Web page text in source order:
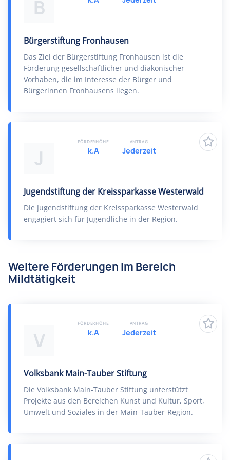
B
Bürgerstiftung Fronhausen
Das Ziel der Bürgerstiftung Fronhausen ist die
Förderung gesellschaftlicher und diakonischer
Vorhaben, die im Interesse der Bürger und
Bürgerinnen Fronhausens liegen.
J
Jugendstiftung der Kreissparkasse Westerwald
Die Jugendstiftung der Kreissparkasse Westerwald
engagiert sich für Jugendliche in der Region.
FÖRDERHÖHE
k.A
ANTRAG
Jederzeit
Weitere Förderungen im Bereich
Mildtätigkeit
V
Volksbank Main-Tauber Stiftung
Die Volksbank Main-Tauber Stiftung unterstützt
Projekte aus den Bereichen Kunst und Kultur, Sport,
Umwelt und Soziales in der Main-Tauber-Region.
FÖRDERHÖHE
k.A
ANTRAG
Jederzeit